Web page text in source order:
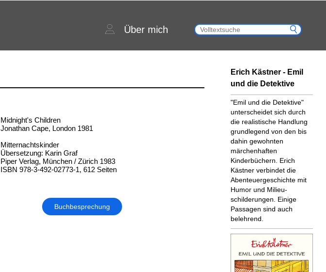
Über mich
Midnight's Children
Jonathan Cape, London 1981
Mitternachtskinder
Übersetzung: Karin Graf
Piper Verlag, München / Zürich 1983
ISBN 978-3-492-02773-1, 612 Seiten
Buchbesprechung
Erich Kästner - Emil
und die Detektive
"Emil und die Detektive"
unter­scheidet sich durch
die realistische Handlung
grundlegend von den bis
dahin gewohnten
märchenhaften
Kinderbüchern. Erich
Kästner verbindet die
Abenteuer­geschichte mit
Humor und Milieu­
schilderungen. Einige
Passagen sind auch
beleh­rend.